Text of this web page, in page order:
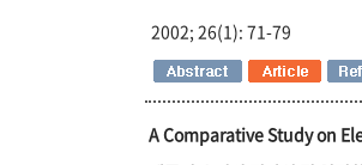
2002; 26(1): 71-79
A Comparative Study on